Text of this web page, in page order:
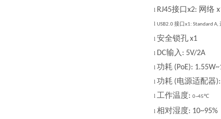
l RJ45接口x2: 网络
l USB2.0接口x1: Standard A,
l 安全锁孔x1
l DC输入 : 5V/2A
l 功耗 (PoE):
l 功耗 (电源适配器
l 工作温度: 0~45℃
l 相对湿度: 10~95%